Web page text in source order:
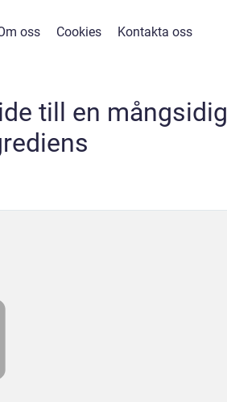
oss Cookies Kontakta oss
till en mångsidig